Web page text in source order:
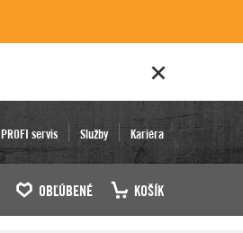
PROFI servis Služby Kariéra
OBĽÚBENÉ KOŠÍK